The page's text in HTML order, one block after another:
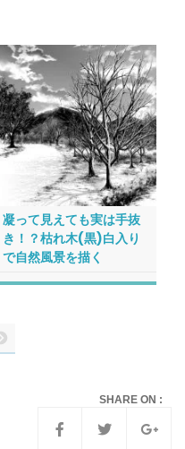
凝って見えても実は手抜
き！？枯れ木(黒)白入り
で自然風景を描く
SHARE ON :